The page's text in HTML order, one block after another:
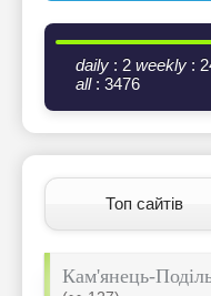
daily : 2 weekly :
all: 3476
Топ сайтів
Кам'янець-